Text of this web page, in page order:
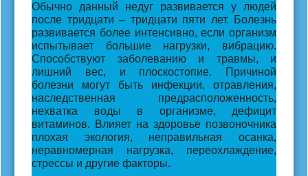
Обычно данный недуг развивается у людей
после тридцати – тридцати пяти лет. Болезнь
развивается более интенсивно, если организм
испытывает большие нагрузки, вибрацию.
Способствуют заболеванию и травмы, и
лишний вес, и плоскостопие. Причиной
болезни могут быть инфекции, отравления,
наследственная предрасположенность,
нехватка воды в организме, дефицит
витаминов. Влияет на здоровье позвоночника
плохая экология, неправильная осанка,
неравномерная нагрузка, переохлаждение,
стрессы и другие факторы.